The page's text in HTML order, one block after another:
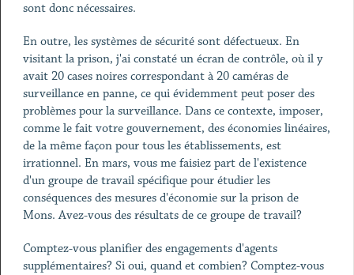
sont donc nécessaires.
En outre, les systèmes de sécurité sont défectueux. En
visitant la prison, j'ai constaté un écran de contrôle, où il y
avait 20 cases noires correspondant à 20 caméras de
surveillance en panne, ce qui évidemment peut poser des
problèmes pour la surveillance. Dans ce contexte, imposer,
comme le fait votre gouvernement, des économies linéaires,
de la même façon pour tous les établissements, est
irrationnel. En mars, vous me faisiez part de l'existence
d'un groupe de travail spécifique pour étudier les
conséquences des mesures d'économie sur la prison de
Mons. Avez-vous des résultats de ce groupe de travail?
Comptez-vous planifier des engagements d'agents
supplémentaires? Si oui, quand et combien? Comptez-vous